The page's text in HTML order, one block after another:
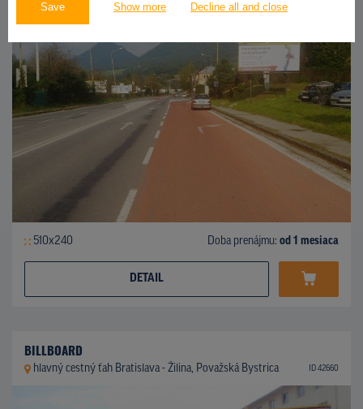
Save Show more Decline all and close
510x240 Doba prenájmu: od 1 mesiaca
DETAIL
BILLBOARD
hlavný cestný ťah Bratislava - Žilina, Považská Bystrica ID 42660